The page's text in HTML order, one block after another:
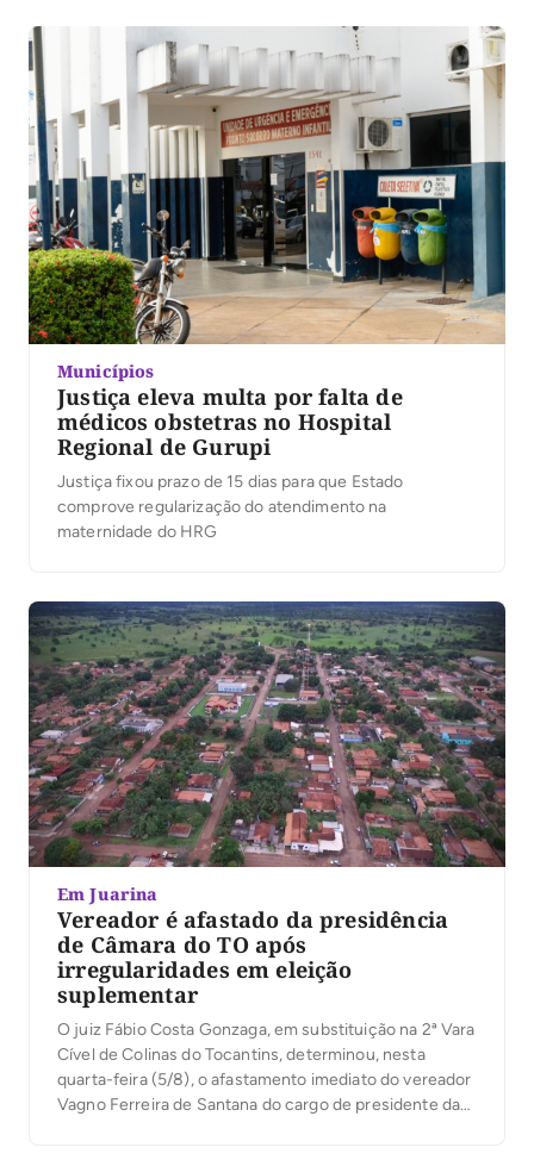
Municípios
Justiça eleva multa por falta de
médicos obstetras no Hospital
Regional de Gurupi
Justiça fixou prazo de 15 dias para que Estado
comprove regularização do atendimento na
maternidade do HRG
Em Juarina
Vereador é afastado da presidência
de Câmara do TO após
irregularidades em eleição
suplementar
O juiz Fábio Costa Gonzaga, em substituição na 2ª Vara
Cível de Colinas do Tocantins, determinou, nesta
quarta-feira (5/8), o afastamento imediato do vereador
Vagno Ferreira de Santana do cargo de presidente da